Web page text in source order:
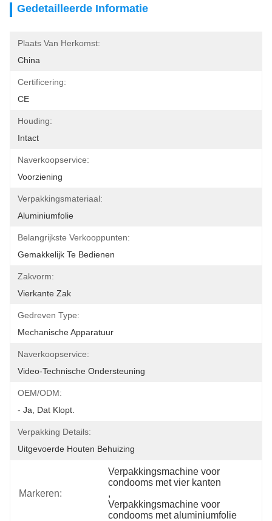
Gedetailleerde Informatie
Plaats Van Herkomst:
China
Certificering:
CE
Houding:
Intact
Naverkoopservice:
Voorziening
Verpakkingsmateriaal:
Aluminiumfolie
Belangrijkste Verkooppunten:
Gemakkelijk Te Bedienen
Zakvorm:
Vierkante Zak
Gedreven Type:
Mechanische Apparatuur
Naverkoopservice:
Video-Technische Ondersteuning
OEM/ODM:
- Ja, Dat Klopt.
Verpakking Details:
Uitgevoerde Houten Behuizing
Markeren:
Verpakkingsmachine voor
condooms met vier kanten
,
Verpakkingsmachine voor
condooms met aluminiumfolie